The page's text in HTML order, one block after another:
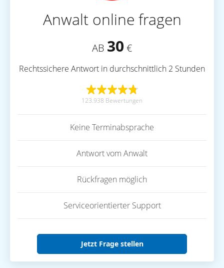
Anwalt online fragen
AB 30 €
Rechtssichere Antwort in durchschnittlich 2 Stunden
123.938 Bewertungen
Keine Terminabsprache
Antwort vom Anwalt
Rückfragen möglich
Serviceorientierter Support
Jetzt Frage stellen